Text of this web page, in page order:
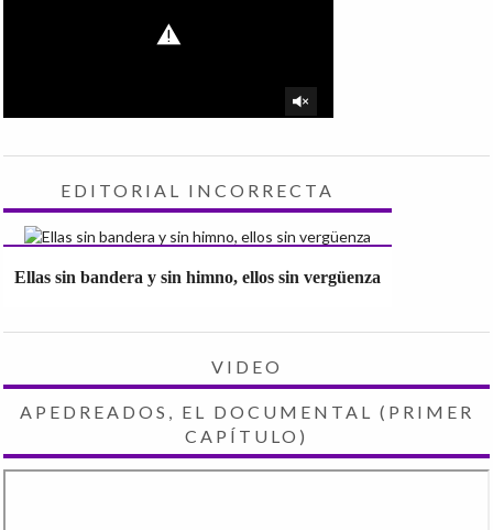
EDITORIAL INCORRECTA
Ellas sin bandera y sin himno, ellos sin vergüenza
VIDEO
APEDREADOS, EL DOCUMENTAL (PRIMER
CAPÍTULO)